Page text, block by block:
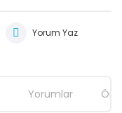
Yorum Yaz
Yorumlar